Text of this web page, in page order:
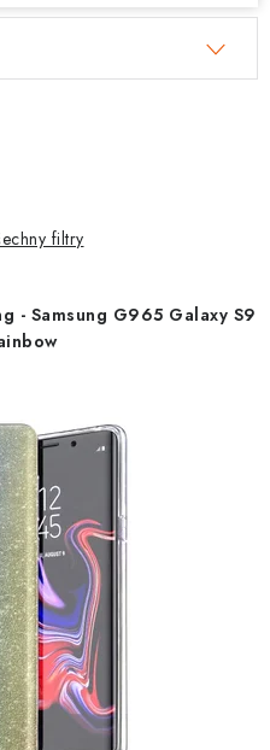
filtry
- Samsung G965 Galaxy S9